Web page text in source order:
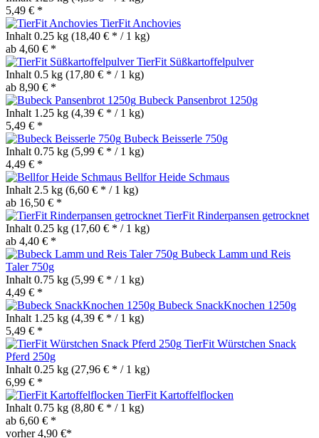
5,49 € *
TierFit Anchovies
Inhalt 0.25 kg (18,40 € * / 1 kg)
ab 4,60 € *
TierFit Süßkartoffelpulver
Inhalt 0.5 kg (17,80 € * / 1 kg)
ab 8,90 € *
Bubeck Pansenbrot 1250g
Inhalt 1.25 kg (4,39 € * / 1 kg)
5,49 € *
Bubeck Beisserle 750g
Inhalt 0.75 kg (5,99 € * / 1 kg)
4,49 € *
Bellfor Heide Schmaus
Inhalt 2.5 kg (6,60 € * / 1 kg)
ab 16,50 € *
TierFit Rinderpansen getrocknet
Inhalt 0.25 kg (17,60 € * / 1 kg)
ab 4,40 € *
Bubeck Lamm und Reis
Taler 750g
Inhalt 0.75 kg (5,99 € * / 1 kg)
4,49 € *
Bubeck SnackKnochen 1250g
Inhalt 1.25 kg (4,39 € * / 1 kg)
5,49 € *
TierFit Würstchen Snack
Pferd 250g
Inhalt 0.25 kg (27,96 € * / 1 kg)
6,99 € *
TierFit Kartoffelflocken
Inhalt 0.75 kg (8,80 € * / 1 kg)
ab 6,60 € *
vorher 4,90 €*